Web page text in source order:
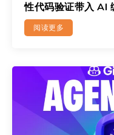
性代码验证带入 AI
阅读更多